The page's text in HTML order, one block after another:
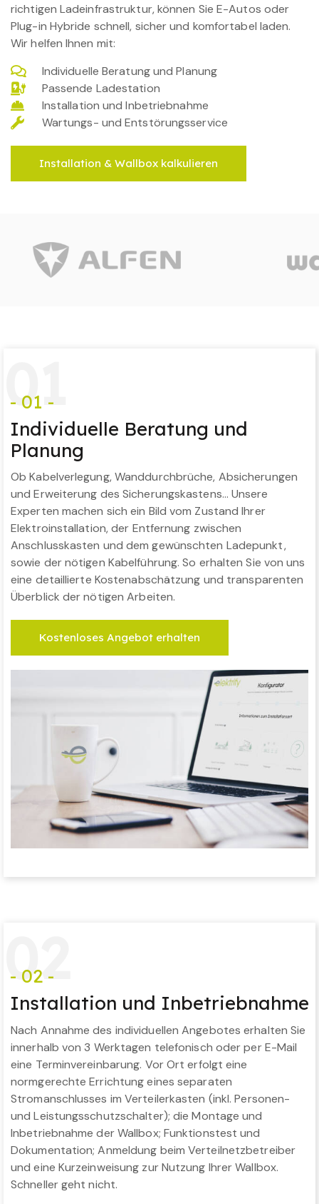
richtigen Ladeinfrastruktur, können Sie E-Autos oder
Plug-in Hybride schnell, sicher und komfortabel laden.
Wir helfen Ihnen mit:
Individuelle Beratung und Planung
Passende Ladestation
Installation und Inbetriebnahme
Wartungs- und Entstörungsservice
Installation & Wallbox kalkulieren
01
- 01 -
Individuelle Beratung und
Planung
Ob Kabelverlegung, Wanddurchbrüche, Absicherungen
und Erweiterung des Sicherungskastens… Unsere
Experten machen sich ein Bild vom Zustand Ihrer
Elektroinstallation, der Entfernung zwischen
Anschlusskasten und dem gewünschten Ladepunkt,
sowie der nötigen Kabelführung. So erhalten Sie von uns
eine detaillierte Kostenabschätzung und transparenten
Überblick der nötigen Arbeiten.
Kostenloses Angebot erhalten
02
- 02 -
Installation und Inbetriebnahme
Nach Annahme des individuellen Angebotes erhalten Sie
innerhalb von 3 Werktagen telefonisch oder per E-Mail
eine Terminvereinbarung. Vor Ort erfolgt eine
normgerechte Errichtung eines separaten
Stromanschlusses im Verteilerkasten (inkl. Personen-
und Leistungsschutzschalter); die Montage und
Inbetriebnahme der Wallbox; Funktionstest und
Dokumentation; Anmeldung beim Verteilnetzbetreiber
und eine Kurzeinweisung zur Nutzung Ihrer Wallbox.
Schneller geht nicht.